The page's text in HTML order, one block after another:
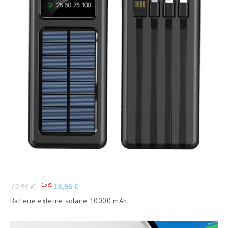
Prix
de
base
19,95 € -15% Prix
16,96 €
Batterie externe solaire 10000 mAh